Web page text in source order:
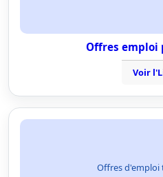
Offres emploi
Voir
Offres d'emploi